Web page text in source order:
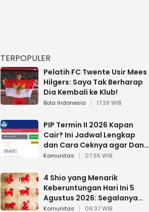
TERPOPULER
Pelatih FC Twente Usir Mees
Hilgers: Saya Tak Berharap
Dia Kembali ke Klub!
Bola Indonesia 17:39 WIB
PIP Termin II 2026 Kapan
Cair? Ini Jadwal Lengkap
dan Cara Ceknya agar Dana
Tidak Hangus!
Komunitas 07:36 WIB
4 Shio yang Menarik
Keberuntungan Hari Ini 5
Agustus 2026: Segalanya
Berjalan Lancar
Komunitas 06:37 WIB